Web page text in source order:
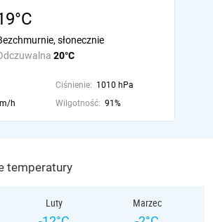
20°C
słonecznie
Ciśnienie: 1010 hPa
h Wilgotność: 91%
temperatury
Luty Marzec